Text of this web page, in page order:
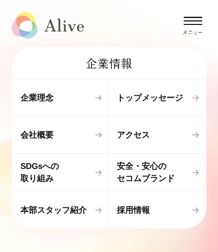
企業情報
企業理念 トップメッセージ
会社概要 アクセス
SDGsへの
取り組み
安全・安心の
セコムブランド
本部スタッフ紹介 採用情報